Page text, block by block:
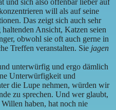
will als auf seine
Das zeigt sich auch sehr
Ansicht, Katzen seien
obwohl sie oft auch gerne in
Treffen veranstalten. Sie jagen
unterwürfig und ergo dämlich
Unterwürfigkeit und
die Lupe nehmen, würden wir
zu sprechen. Und wer glaubt,
haben, hat noch nie